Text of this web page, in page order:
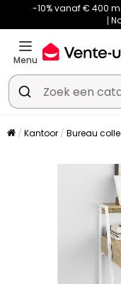
-10% vanaf € 400
Menu
Kantoor Bureau